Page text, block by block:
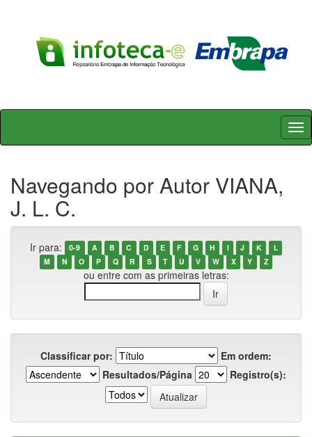
Skip
Navegando por Autor VIANA,
J. L. C.
Ir para: 0-9 A B C D E F G H I J K
L
M
N O P Q R S T U V W X Y Z
ou entre com as primeiras letras:
Classificar por:
Em ordem:
Resultados/Página
Registro(s):